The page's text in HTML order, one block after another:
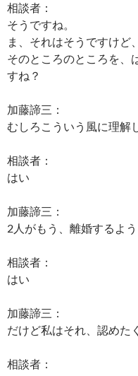
相談者：
そうですね。
ま、それはそうですけど
そのところのところを、
すね？
加藤諦三：
むしろこういう風に理解
相談者：
はい
加藤諦三：
2人がもう、離婚するよう
相談者：
はい
加藤諦三：
だけど私はそれ、認めた
相談者：